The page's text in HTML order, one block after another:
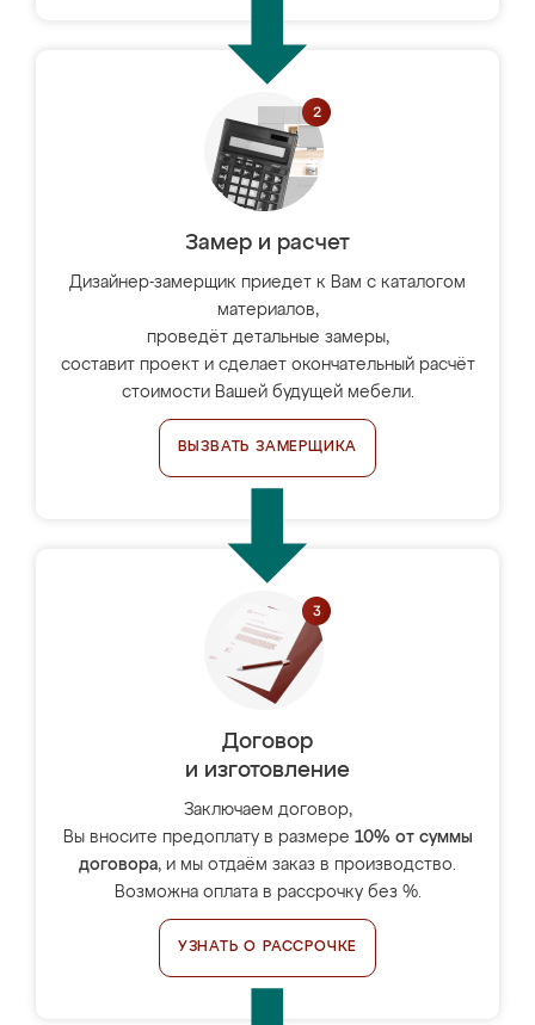
Замер и расчет
Дизайнер-замерщик приедет к Вам с каталогом
материалов,
проведёт детальные замеры,
составит проект и сделает окончательный расчёт
стоимости Вашей будущей мебели.
ВЫЗВАТЬ ЗАМЕРЩИКА
Договор
и изготовление
Заключаем договор,
Вы вносите предоплату в размере 10% от суммы
договора, и мы отдаём заказ в производство.
Возможна оплата в рассрочку без %.
УЗНАТЬ О РАССРОЧКЕ